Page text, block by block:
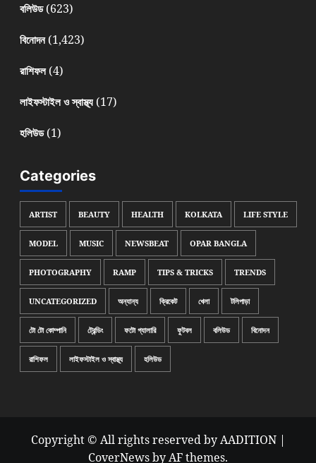
বলিউড(623)
বিনোদন(1,423)
রাশিফল(4)
লাইফস্টাইল ও স্বাস্থ্য(17)
হলিউড(1)
Categories
ARTIST BEAUTY HEALTH KOLKATA LIFE STYLE
MODEL MUSIC NEWSBEAT OPAR BANGLA
PHOTOGRAPHY RAMP TIPS & TRICKS TRENDS
UNCATEGORIZED অন্যান্য ক্রিকেট খেলা টলিপাড়া
টো টো কোম্পানি ট্রেন্ডিং ফটো গ্যালারি ফুটবল বলিউড বিনোদন
রাশিফল লাইফস্টাইল ও স্বাস্থ্য হলিউড
Copyright © All rights reserved by AADITION |
CoverNewsby AF themes.